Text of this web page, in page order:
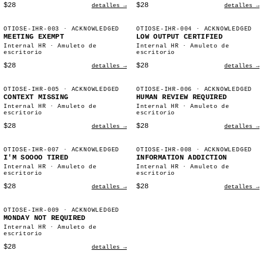
$28 detalles → $28 detalles →
OTIOSE-IHR-003 · ACKNOWLEDGED
MEETING EXEMPT
Internal HR · Amuleto de
escritorio
$28 detalles →
OTIOSE-IHR-004 · ACKNOWLEDGED
LOW OUTPUT CERTIFIED
Internal HR · Amuleto de
escritorio
$28 detalles →
OTIOSE-IHR-005 · ACKNOWLEDGED
CONTEXT MISSING
Internal HR · Amuleto de
escritorio
$28 detalles →
OTIOSE-IHR-006 · ACKNOWLEDGED
HUMAN REVIEW REQUIRED
Internal HR · Amuleto de
escritorio
$28 detalles →
OTIOSE-IHR-007 · ACKNOWLEDGED
I'M SOOOO TIRED
Internal HR · Amuleto de
escritorio
$28 detalles →
OTIOSE-IHR-008 · ACKNOWLEDGED
INFORMATION ADDICTION
Internal HR · Amuleto de
escritorio
$28 detalles →
OTIOSE-IHR-009 · ACKNOWLEDGED
MONDAY NOT REQUIRED
Internal HR · Amuleto de
escritorio
$28 detalles →